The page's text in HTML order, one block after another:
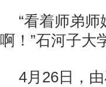
“看着师弟
啊！”石河子大
4月26日，